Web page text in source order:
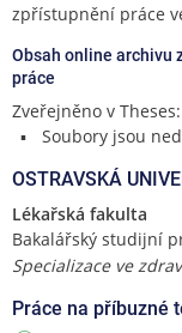
zpřístupnění práce
Obsah online archivu
práce
Zveřejněno v Theses:
Soubory jsou
OSTRAVSKÁ
Lékařská fakulta
Bakalářský studijní
Specializace ve
Práce na příbuzné